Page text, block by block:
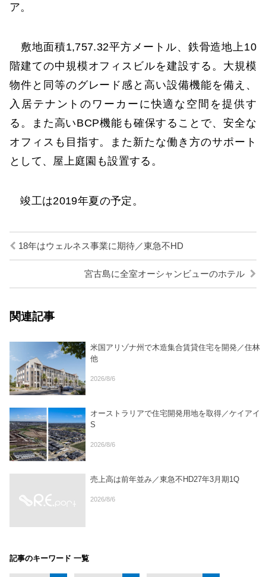
ア。
敷地面積1,757.32平方メートル、鉄骨造地上10
階建ての中規模オフィスビルを建設する。大規模
物件と同等のグレード感と高い設備機能を備え、
入居テナントのワーカーに快適な空間を提供す
る。また高いBCP機能も確保することで、安全な
オフィスも目指す。また新たな働き方のサポート
として、屋上庭園も設置する。
竣工は2019年夏の予定。
18年はウェルネス事業に期待／東急不HD
宮古島に全室オーシャンビューのホテル
関連記事
米国アリゾナ州で木造集合賃貸住宅を開発／住林
他
2026/8/6
オーストラリアで住宅開発用地を取得／ケイアイ
S
2026/8/6
売上高は前年並み／東急不HD27年3月期1Q
2026/8/6
記事のキーワード 一覧